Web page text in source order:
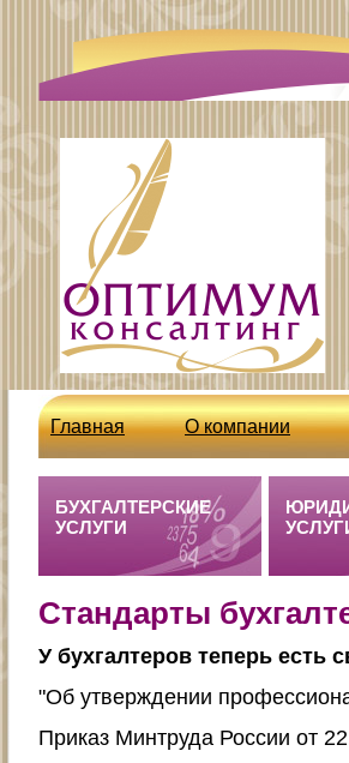
Главная О компании
http://optcons.ru/node/63
БУХГАЛТЕРСКИЕ
УСЛУГИ
Стандарты
У бухгалтеров теперь есть
"Об утверждении
Приказ Минтруда России от